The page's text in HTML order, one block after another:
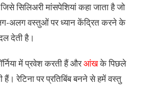
सिलिअरी मांसपेशियां कहा जाता है जो
अलग वस्तुओं पर ध्यान केंद्रित करने के
देती है।
में प्रवेश करती हैं औरआंखके पिछले
हैं। रेटिना पर प्रतिबिंब बनने से हमें वस्तु